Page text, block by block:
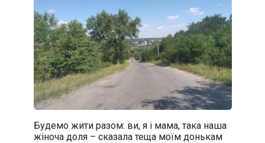
Будемо жити разом: ви, я і мама, така наша
жіноча доля – сказала теща моїм донькам